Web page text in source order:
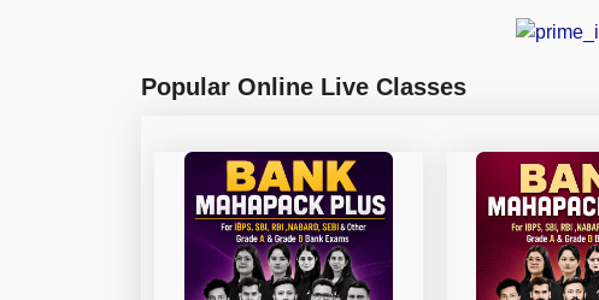
Popular Online Live Classes